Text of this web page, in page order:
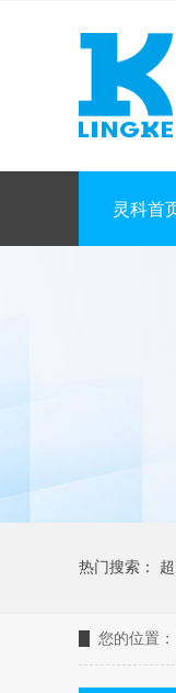
灵科首
热门搜索：
您的位置：